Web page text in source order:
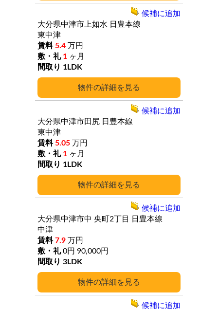
詳細
大分県中津市上如水 日豊本線
東中津
5.4 万円
1 ヶ月
1LDK
候補に追加
詳細
大分県中津市田尻 日豊本線
東中津
5.05 万円
1 ヶ月
1LDK
候補に追加
詳細
大分県中津市中 央町2丁目
日豊本線
中津
7.9 万円
0円 90,000円
3LDK
候補に追加
候補に追加